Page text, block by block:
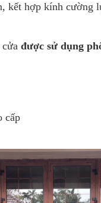
Xingfa mới nhất
cửa nhôm Xingfa tại
Nhôm Kính Tiến
chọn cửa nhôm Xingfa
gặp khi làm cửa nhôm
Xingfa có bền không?
Xingfa bao nhiêu
cửa nhôm Xingfa
làm cửa nhôm Xingfa
kết hợp kính cường
được sử dụng
cấp